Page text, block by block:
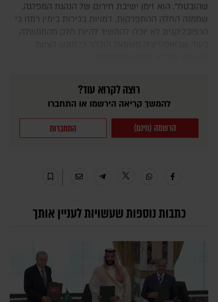
שהובטח". הוא זימן ישיבת חירום של הנהגת המפלגה,
שממנה החלה ההתפרקות. דמויות בכירות בימין רמזו כי
רוצה לקרוא עוד?
להמשך קריאה הירשמו או התחברו
הרשמה (חינם) התחברות
כתבות נוספות שעשויות לעניין אותך